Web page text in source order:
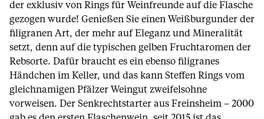
der exklusiv von Rings für Weinfreunde auf die Flasche
gezogen wurde! Genießen Sie einen Weißburgunder der
filigranen Art, der mehr auf Eleganz und Mineralität
setzt, denn auf die typischen gelben Fruchtaromen der
Rebsorte. Dafür braucht es ein ebenso filigranes
Händchen im Keller, und das kann Steffen Rings vom
gleichnamigen Pfälzer Weingut zweifelsohne
vorweisen. Der Senkrechtstarter aus Freinsheim – 2000